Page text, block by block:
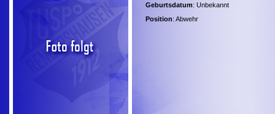
Geburtsdatum: Unbekannt
Position: Abwehr